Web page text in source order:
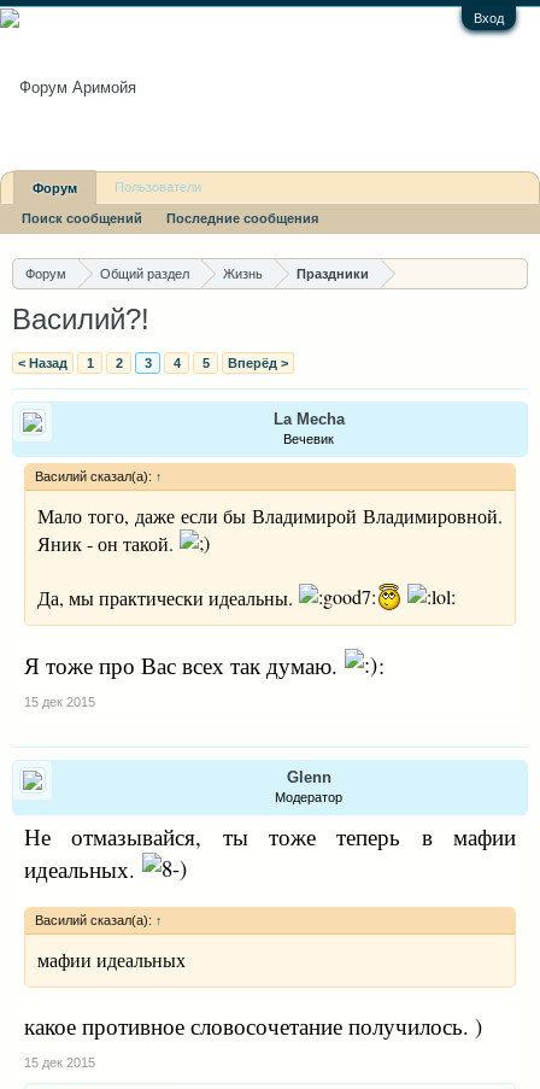
Вход
Форум Общий раздел Жизнь Праздники
Василий?!
< Назад 1 2 3 4 5 Вперёд >
La Mecha
Вечевик
Василий сказал(а): ↑
Мало того, даже если бы Владимирой Владимировной.
Яник - он такой.
Да, мы практически идеальны.
Я тоже про Вас всех так думаю. :
15 дек 2015
Glenn
Модератор
Не отмазывайся, ты тоже теперь в мафии
идеальных.
Василий сказал(а): ↑
мафии идеальных
какое противное словосочетание получилось. )
15 дек 2015
Форум
Поиск сообщений Последние сообщения
Пользователи